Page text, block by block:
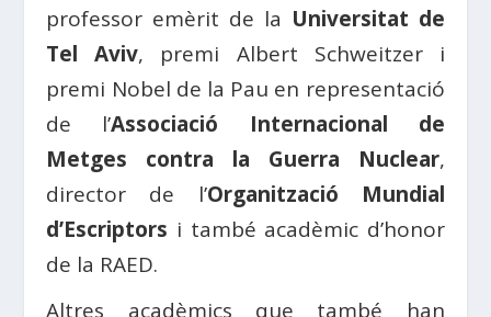
professor emèrit de la Universitat de
Tel Aviv, premi Albert Schweitzer i
premi Nobel de la Pau en representació
de l’Associació Internacional de
Metges contra la Guerra Nuclear,
director de l’Organització Mundial
d’Escriptors i també acadèmic d’honor
de la RAED.
Altres acadèmics que també han